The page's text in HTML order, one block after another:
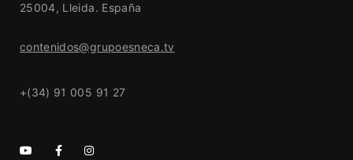
25004, Lleida. España
contenidos@grupoesneca.tv
+(34) 91 005 91 27